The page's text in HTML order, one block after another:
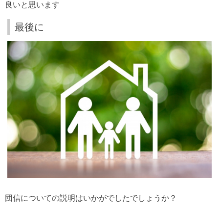
良いと思います
最後に
団信についての説明はいかがでしたでしょうか？